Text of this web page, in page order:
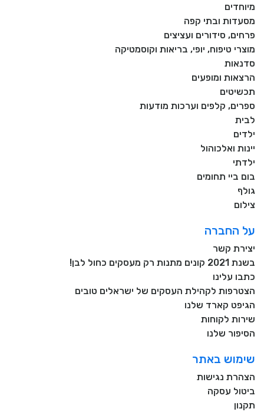
מיוחדים
מסעדות ובתי קפה
פרחים, סידורים ועציצים
מוצרי טיפוח, יופי, בריאות וקוסמטיקה
סדנאות
הרצאות ומופעים
תכשיטים
ספרים, קלפים וערכות מודעות
לבית
ילדים
יינות ואלכוהול
ילדתי
בום ביי תחומים
גולף
צילום
על החברה
יצירת קשר
בשנת 2021 קונים מתנות רק מעסקים כחול לבן!
כתבו עלינו
הצטרפות לקהילת העסקים של ישראלים טובים
הגיפט קארד שלנו
שירות לקוחות
הסיפור שלנו
שימוש באתר
הצהרת נגישות
ביטול עסקה
תקנון